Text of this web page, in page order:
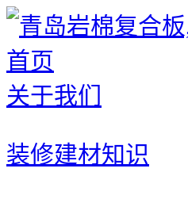
首页
关于我们
装修建材知识